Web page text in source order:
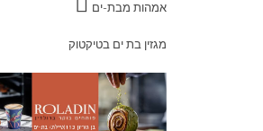
אמהות מבת-ים
מגזין בת ים בטיקטוק